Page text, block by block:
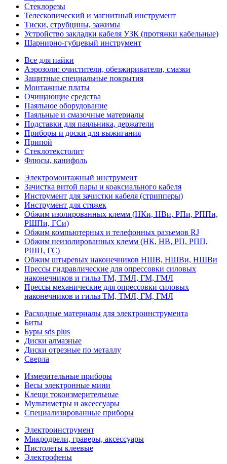
Стеклорезы
Телескопический и магнитный инструмент
Тиски, струбцины, зажимы
Устройство закладки кабеля УЗК (протяжки кабельные)
Шарнирно-губцевый инструмент
Все для пайки
Аэрозоли: очистители, обезжириватели, смазки
Защитные специальные покрытия
Монтажные платы
Очищающие средства
Паяльное оборудование
Паяльные и смазочные материалы
Подставки для паяльника, держатели
Приборы и доски для выжигания
Припой
Стеклотекстолит
Флюсы, канифоль
Электромонтажный инструмент
Зачистка витой пары и коаксиального кабеля
Инструмент для зачистки кабеля (стрипперы)
Инструмент для стяжек
Обжим изолированных клемм (НКи, НВи, РПи, РППи,
РШПи, ГСи)
Обжим компьютерных и телефонных разъемов RJ
Обжим неизолированных клемм (НК, НВ, РП, РПП,
РШП, ГС)
Обжим штыревых наконечников НШВ, НШВи, НШВи
Прессы гидравлические для опрессовки силовых
наконечников и гильз ТМ, ТМЛ, ГМ, ГМЛ
Прессы механические для опрессовки силовых
наконечников и гильз ТМ, ТМЛ, ГМ, ГМЛ
Расходные материалы для электроинструмента
Биты
Буры sds plus
Диски алмазные
Диски отрезные по металлу
Сверла
Измерительные приборы
Весы электронные мини
Клещи токоизмерительные
Мультиметры и аксессуары
Специализированные приборы
Электроинструмент
Микродрели, граверы, аксессуары
Пистолеты клеевые
Электрофены